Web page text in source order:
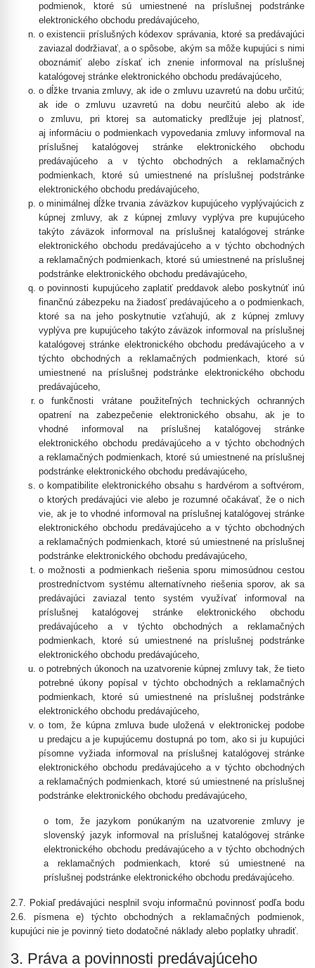
podmienok, ktoré sú umiestnené na príslušnej podstránke
elektronického obchodu predávajúceho,
o existencii príslušných kódexov správania, ktoré sa predávajúci
zaviazal dodržiavať, a o spôsobe, akým sa môže kupujúci s nimi
oboznámiť alebo získať ich znenie informoval na príslušnej
katalógovej stránke elektronického obchodu predávajúceho,
o dĺžke trvania zmluvy, ak ide o zmluvu uzavretú na dobu určitú;
ak ide o zmluvu uzavretú na dobu neurčitú alebo ak ide
o zmluvu, pri ktorej sa automaticky predlžuje jej platnosť,
aj informáciu o podmienkach vypovedania zmluvy informoval na
príslušnej katalógovej stránke elektronického obchodu
predávajúceho a v týchto obchodných a reklamačných
podmienkach, ktoré sú umiestnené na príslušnej podstránke
elektronického obchodu predávajúceho,
o minimálnej dĺžke trvania záväzkov kupujúceho vyplývajúcich z
kúpnej zmluvy, ak z kúpnej zmluvy vyplýva pre kupujúceho
takýto záväzok informoval na príslušnej katalógovej stránke
elektronického obchodu predávajúceho a v týchto obchodných
a reklamačných podmienkach, ktoré sú umiestnené na príslušnej
podstránke elektronického obchodu predávajúceho,
o povinnosti kupujúceho zaplatiť preddavok alebo poskytnúť inú
finančnú zábezpeku na žiadosť predávajúceho a o podmienkach,
ktoré sa na jeho poskytnutie vzťahujú, ak z kúpnej zmluvy
vyplýva pre kupujúceho takýto záväzok informoval na príslušnej
katalógovej stránke elektronického obchodu predávajúceho a v
týchto obchodných a reklamačných podmienkach, ktoré sú
umiestnené na príslušnej podstránke elektronického obchodu
predávajúceho,
o funkčnosti vrátane použiteľných technických ochranných
opatrení na zabezpečenie elektronického obsahu, ak je to
vhodné informoval na príslušnej katalógovej stránke
elektronického obchodu predávajúceho a v týchto obchodných
a reklamačných podmienkach, ktoré sú umiestnené na príslušnej
podstránke elektronického obchodu predávajúceho,
o kompatibilite elektronického obsahu s hardvérom a softvérom,
o ktorých predávajúci vie alebo je rozumné očakávať, že o nich
vie, ak je to vhodné informoval na príslušnej katalógovej stránke
elektronického obchodu predávajúceho a v týchto obchodných
a reklamačných podmienkach, ktoré sú umiestnené na príslušnej
podstránke elektronického obchodu predávajúceho,
o možnosti a podmienkach riešenia sporu mimosúdnou cestou
prostredníctvom systému alternatívneho riešenia sporov, ak sa
predávajúci zaviazal tento systém využívať informoval na
príslušnej katalógovej stránke elektronického obchodu
predávajúceho a v týchto obchodných a reklamačných
podmienkach, ktoré sú umiestnené na príslušnej podstránke
elektronického obchodu predávajúceho,
o potrebných úkonoch na uzatvorenie kúpnej zmluvy tak, že tieto
potrebné úkony popísal v týchto obchodných a reklamačných
podmienkach, ktoré sú umiestnené na príslušnej podstránke
elektronického obchodu predávajúceho,
o tom, že kúpna zmluva bude uložená v elektronickej podobe
u predajcu a je kupujúcemu dostupná po tom, ako si ju kupujúci
písomne vyžiada informoval na príslušnej katalógovej stránke
elektronického obchodu predávajúceho a v týchto obchodných
a reklamačných podmienkach, ktoré sú umiestnené na príslušnej
podstránke elektronického obchodu predávajúceho,
o tom, že jazykom ponúkaným na uzatvorenie zmluvy je
slovenský jazyk informoval na príslušnej katalógovej stránke
elektronického obchodu predávajúceho a v týchto obchodných
a reklamačných podmienkach, ktoré sú umiestnené na
príslušnej podstránke elektronického obchodu predávajúceho.
2.7. Pokiaľ predávajúci nesplnil svoju informačnú povinnosť podľa bodu
2.6. písmena e) týchto obchodných a reklamačných podmienok,
kupujúci nie je povinný tieto dodatočné náklady alebo poplatky uhradiť.
3. Práva a povinnosti predávajúceho